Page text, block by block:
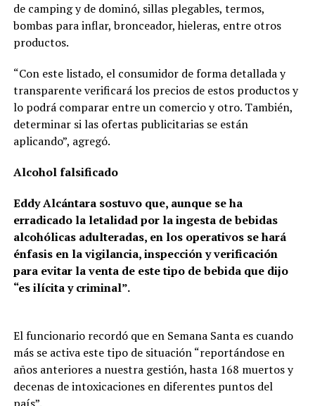
de camping y de dominó, sillas plegables, termos,
bombas para inflar, bronceador, hieleras, entre otros
productos.
“Con este listado, el consumidor de forma detallada y
transparente verificará los precios de estos productos y
lo podrá comparar entre un comercio y otro. También,
determinar si las ofertas publicitarias se están
aplicando”, agregó.
Alcohol falsificado
Eddy Alcántara sostuvo que, aunque se ha
erradicado la letalidad por la ingesta de bebidas
alcohólicas adulteradas, en los operativos se hará
énfasis en la vigilancia, inspección y verificación
para evitar la venta de este tipo de bebida que dijo
“es ilícita y criminal”.
El funcionario recordó que en Semana Santa es cuando
más se activa este tipo de situación “reportándose en
años anteriores a nuestra gestión, hasta 168 muertos y
decenas de intoxicaciones en diferentes puntos del